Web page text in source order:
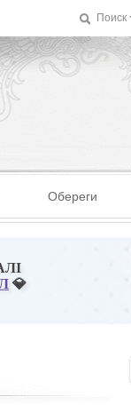
Поиск
Обереги
💎